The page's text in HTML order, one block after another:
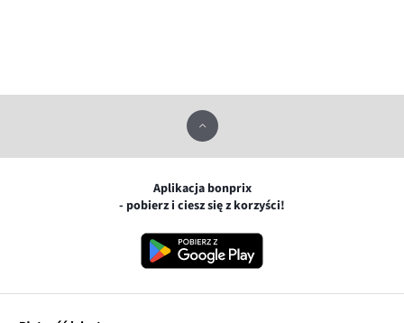
Aplikacja bonprix
- pobierz i ciesz się z korzyści!